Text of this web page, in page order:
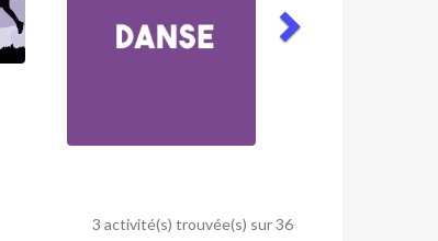
3 activité(s) trouvée(s) sur 36